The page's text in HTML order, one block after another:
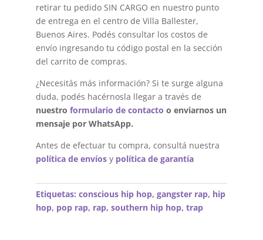
retirar tu pedido SIN CARGO en nuestro punto
de entrega en el centro de Villa Ballester,
Buenos Aires. Podés consultar los costos de
envío ingresando tu código postal en la sección
del carrito de compras.
¿Necesitás más información? Si te surge alguna
duda, podés hacérnosla llegar a través de
nuestro formulario de contacto o enviarnos un
mensaje por WhatsApp.
Antes de efectuar tu compra, consultá nuestra
política de envíosy política de garantía
Etiquetas: conscious hip hop, gangster rap, hip
hop, pop rap, rap, southern hip hop, trap